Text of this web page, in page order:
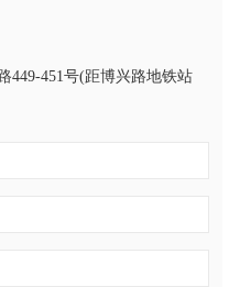
449-451号(距博兴路地铁站